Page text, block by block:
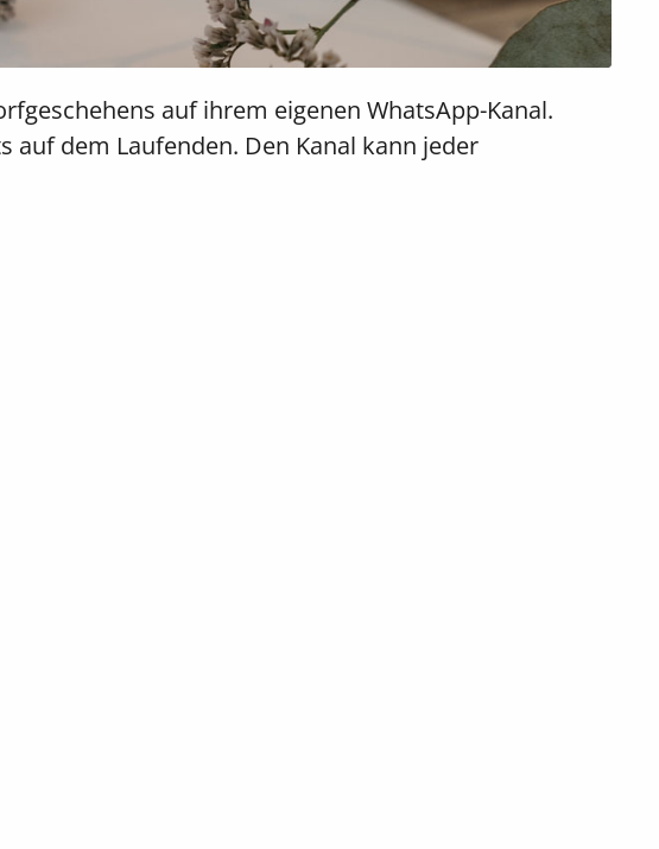
auf ihrem eigenen WhatsApp-Kanal.
dem Laufenden. Den Kanal kann jeder